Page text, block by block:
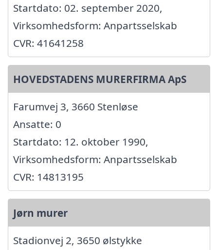
Startdato: 02. september 2020,
Virksomhedsform: Anpartsselskab
CVR: 41641258
HOVEDSTADENS MURERFIRMA ApS
Farumvej 3, 3660 Stenløse
Ansatte: 0
Startdato: 12. oktober 1990,
Virksomhedsform: Anpartsselskab
CVR: 14813195
Jørn murer
Stadionvej 2, 3650 ølstykke